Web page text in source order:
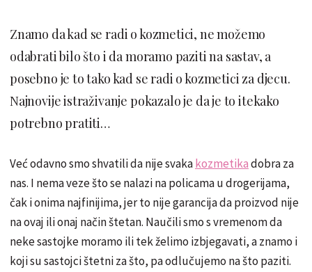
Znamo da kad se radi o kozmetici, ne možemo
odabrati bilo što i da moramo paziti na sastav, a
posebno je to tako kad se radi o kozmetici za djecu.
Najnovije istraživanje pokazalo je da je to itekako
potrebno pratiti…
Već odavno smo shvatili da nije svakakozmetikadobra za
nas. I nema veze što se nalazi na policama u drogerijama,
čak i onima najfinijima, jer to nije garancija da proizvod nije
na ovaj ili onaj način štetan. Naučili smo s vremenom da
neke sastojke moramo ili tek želimo izbjegavati, a znamo i
koji su sastojci štetni za što, pa odlučujemo na što paziti.